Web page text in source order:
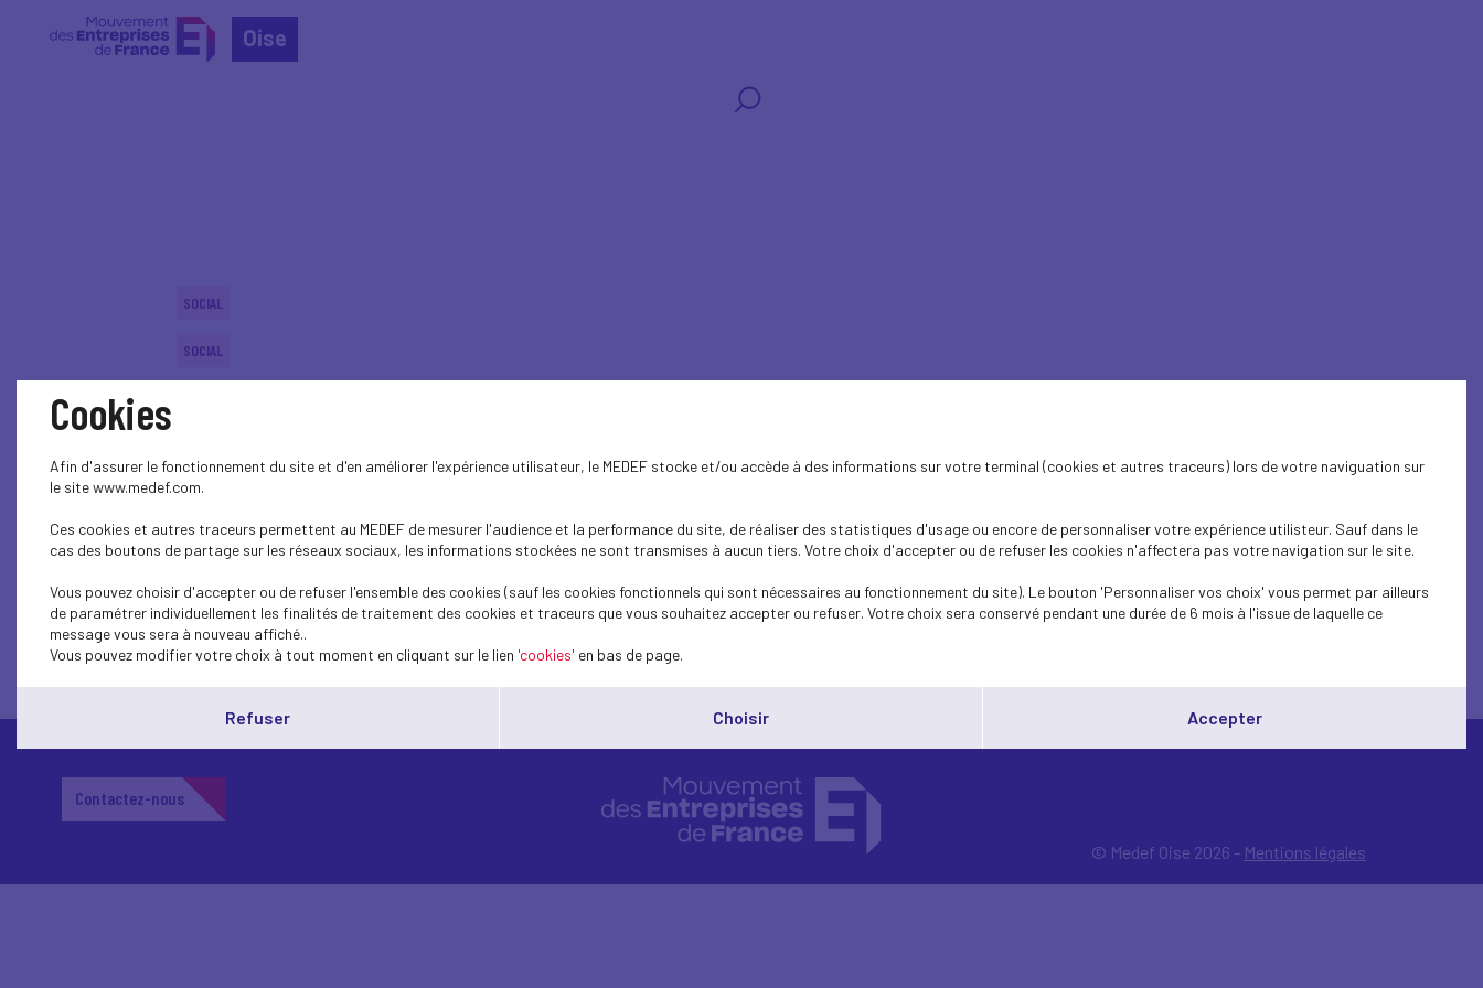
Oise
SOCIAL
SOCIAL
SOCIAL
Contactez-nous
© Medef Oise 2026 - Mentions légales
Cookies
Afin d'assurer le fonctionnement du site et d'en améliorer l'expérience utilisateur, le MEDEF stocke et/ou accède à des informations sur votre terminal (cookies et autres traceurs) lors de votre naviguation sur
le site www.medef.com.
Ces cookies et autres traceurs permettent au MEDEF de mesurer l'audience et la performance du site, de réaliser des statistiques d'usage ou encore de personnaliser votre expérience utilisteur. Sauf dans le
cas des boutons de partage sur les réseaux sociaux, les informations stockées ne sont transmises à aucun tiers. Votre choix d'accepter ou de refuser les cookies n'affectera pas votre navigation sur le site.
Vous pouvez choisir d'accepter ou de refuser l'ensemble des cookies (sauf les cookies fonctionnels qui sont nécessaires au fonctionnement du site). Le bouton 'Personnaliser vos choix' vous permet par ailleurs
de paramétrer individuellement les finalités de traitement des cookies et traceurs que vous souhaitez accepter ou refuser. Votre choix sera conservé pendant une durée de 6 mois à l'issue de laquelle ce
message vous sera à nouveau affiché..
Vous pouvez modifier votre choix à tout moment en cliquant sur le lien 'cookies' en bas de page.
Refuser Choisir Accepter